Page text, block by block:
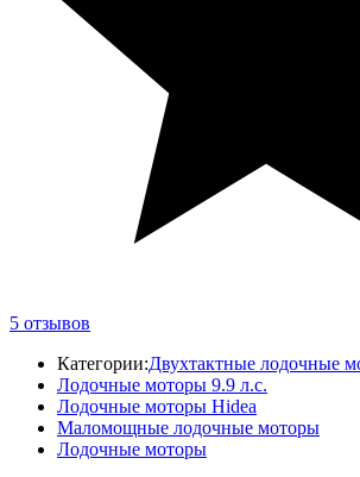
5 отзывов
Категории:Двухтактные лодочные
Лодочные моторы 9.9 л.с.
Лодочные моторы Hidea
Маломощные лодочные моторы
Лодочные моторы